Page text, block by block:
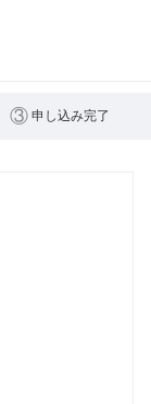
③ 申し込み完了